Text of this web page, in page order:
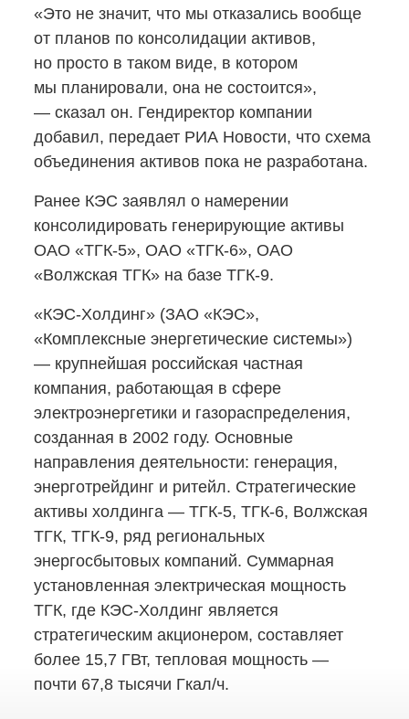
«Это не значит, что мы отказались вообще
от планов по консолидации активов,
но просто в таком виде, в котором
мы планировали, она не состоится»,
— сказал он. Гендиректор компании
добавил, передает РИА Новости, что схема
объединения активов пока не разработана.
Ранее КЭС заявлял о намерении
консолидировать генерирующие активы
ОАО «ТГК-5», ОАО «ТГК-6», ОАО
«Волжская ТГК» на базе ТГК-9.
«КЭС-Холдинг» (ЗАО «КЭС»,
«Комплексные энергетические системы»)
— крупнейшая российская частная
компания, работающая в сфере
электроэнергетики и газораспределения,
созданная в 2002 году. Основные
направления деятельности: генерация,
энерготрейдинг и ритейл. Стратегические
активы холдинга — ТГК-5, ТГК-6, Волжская
ТГК, ТГК-9, ряд региональных
энергосбытовых компаний. Суммарная
установленная электрическая мощность
ТГК, где КЭС-Холдинг является
стратегическим акционером, составляет
более 15,7 ГВт, тепловая мощность —
почти 67,8 тысячи Гкал/ч.